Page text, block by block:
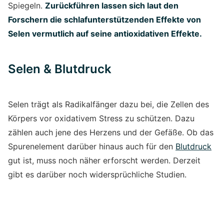
Spiegeln. Zurückführen lassen sich laut den
Forschern die schlafunterstützenden Effekte von
Selen vermutlich auf seine antioxidativen Effekte.
Selen & Blutdruck
Selen trägt als Radikalfänger dazu bei, die Zellen des
Körpers vor oxidativem Stress zu schützen. Dazu
zählen auch jene des Herzens und der Gefäße. Ob das
Spurenelement darüber hinaus auch für den Blutdruck
gut ist, muss noch näher erforscht werden. Derzeit
gibt es darüber noch widersprüchliche Studien.